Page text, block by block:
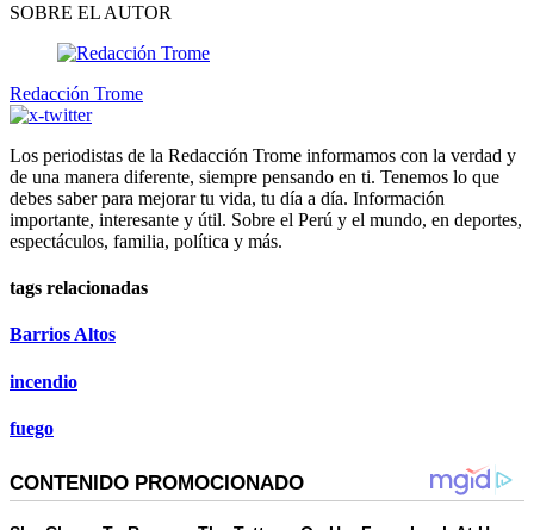
SOBRE EL AUTOR
Redacción Trome
Los periodistas de la Redacción Trome informamos con la verdad y
de una manera diferente, siempre pensando en ti. Tenemos lo que
debes saber para mejorar tu vida, tu día a día. Información
importante, interesante y útil. Sobre el Perú y el mundo, en deportes,
espectáculos, familia, política y más.
tags relacionadas
Barrios Altos
incendio
fuego